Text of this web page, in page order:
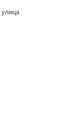
улица